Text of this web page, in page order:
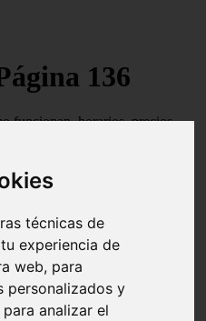
técnicas de
experiencia de
web, para
personalizados y
analizar el
136
funcionan, horarios, precios,